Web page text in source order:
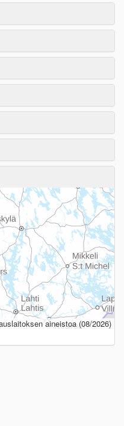
aineistoa (08/2026)